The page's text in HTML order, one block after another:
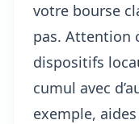
votre bourse
pas. Attention
dispositifs
cumul avec
exemple,